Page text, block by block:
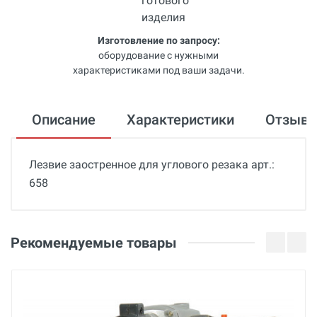
Изготовление по запросу:
оборудование с нужными
характеристиками под ваши задачи.
Описание Характеристики
Лезвие заостренное для углового резака арт.:
658
12 месяцев
Оценка
Рекомендуемые товары